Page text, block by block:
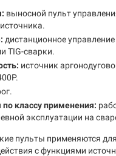
выносной пульт
дистанционное управление
TIG-сварки.
источник
классу применения:
эксплуатации на
пульты применяются
с функциями